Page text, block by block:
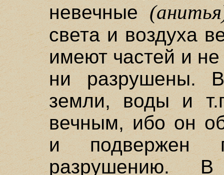
невечные
света и воздуха
имеют частей и
ни разрушены.
земли, воды и
вечным, ибо он
и подвержен
разрушению.